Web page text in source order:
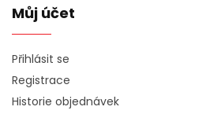
Můj účet
Přihlásit se
Registrace
Historie objednávek